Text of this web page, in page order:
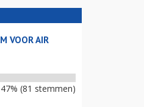
VOOR AIR
47% (81 stemmen)